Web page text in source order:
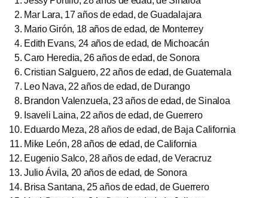
Mar Lara, 17 años de edad, de Guadalajara
Mario Girón, 18 años de edad, de Monterrey
Edith Evans, 24 años de edad, de Michoacán
Caro Heredia, 26 años de edad, de Sonora
Cristian Salguero, 22 años de edad, de Guatemala
Leo Nava, 22 años de edad, de Durango
Brandon Valenzuela, 23 años de edad, de Sinaloa
Isaveli Laina, 22 años de edad, de Guerrero
Eduardo Meza, 28 años de edad, de Baja California
Mike León, 28 años de edad, de California
Eugenio Salco, 28 años de edad, de Veracruz
Julio Ávila, 20 años de edad, de Sonora
Brisa Santana, 25 años de edad, de Guerrero